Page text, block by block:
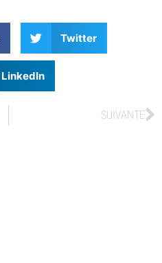
Twitter
LinkedIn
SUIVANTE